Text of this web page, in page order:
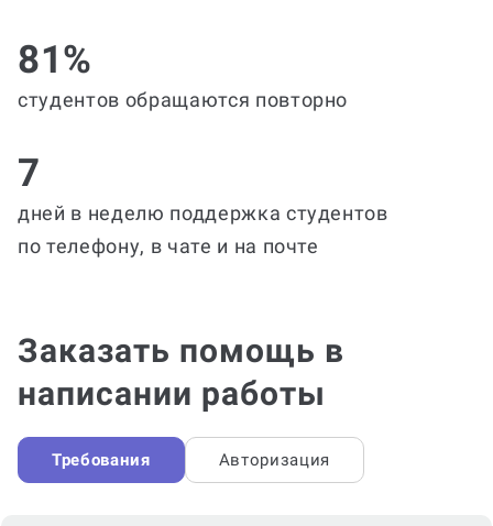
81%
студентов обращаются повторно
7
дней в неделю поддержка студентов
по телефону, в чате и на почте
Заказать помощь в
написании работы
Требования Авторизация